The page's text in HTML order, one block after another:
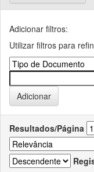
Adicionar filtros:
Utilizar filtros para
Resultados/Página